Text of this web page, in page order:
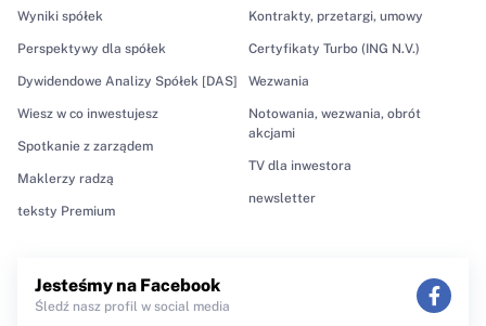
Wyniki spółek
Perspektywy dla spółek
Dywidendowe Analizy Spółek [DAS]
Wiesz w co inwestujesz
Spotkanie z zarządem
Maklerzy radzą
teksty Premium
Kontrakty, przetargi, umowy
Certyfikaty Turbo (ING N.V.)
Wezwania
Notowania, wezwania, obrót
akcjami
TV dla inwestora
newsletter
Jesteśmy na Facebook
Śledź nasz profil w social media